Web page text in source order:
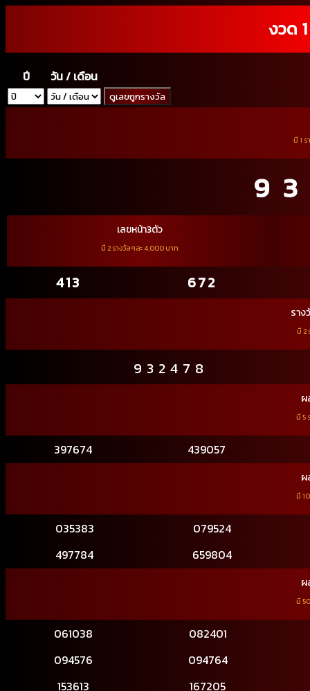
งวด
ปี วัน / เดือน
ดูเลขถูกรางวัล
มี 1
เลขหน้า3ตัว
มี 2 รางวัลๆละ 4,000 บาท
413 672
ราง
มี 2
932478
ผ
มี 5
397674 439057
ผ
มี
035383
079524
497784
659804
ผ
มี
061038
082401
094576
094764
153613
167205